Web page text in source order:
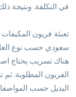
في التكلفة. ونتيجة
تعبئة فريون
سعودي حسب نوع
هناك تسريب يحتاج
الفريون المطلوبة. ثم
البديل حسب